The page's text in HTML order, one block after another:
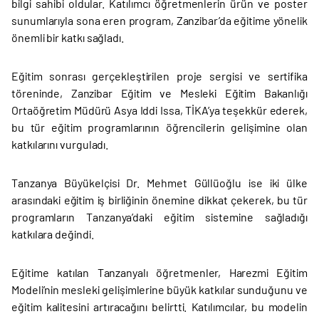
bilgi sahibi oldular. Katılımcı öğretmenlerin ürün ve poster
sunumlarıyla sona eren program, Zanzibar’da eğitime yönelik
önemli bir katkı sağladı.
Eğitim sonrası gerçekleştirilen proje sergisi ve sertifika
töreninde, Zanzibar Eğitim ve Mesleki Eğitim Bakanlığı
Ortaöğretim Müdürü Asya Iddi Issa, TİKA’ya teşekkür ederek,
bu tür eğitim programlarının öğrencilerin gelişimine olan
katkılarını vurguladı.
Tanzanya Büyükelçisi Dr. Mehmet Güllüoğlu ise iki ülke
arasındaki eğitim iş birliğinin önemine dikkat çekerek, bu tür
programların Tanzanya’daki eğitim sistemine sağladığı
katkılara değindi.
Eğitime katılan Tanzanyalı öğretmenler, Harezmi Eğitim
Modeli’nin mesleki gelişimlerine büyük katkılar sunduğunu ve
eğitim kalitesini artıracağını belirtti. Katılımcılar, bu modelin